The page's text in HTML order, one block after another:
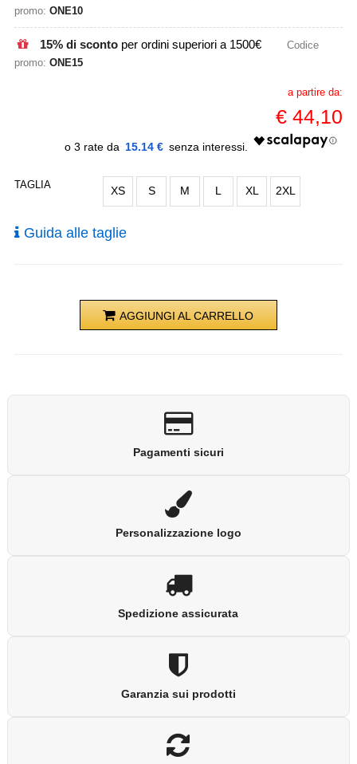
promo: ONE10
15% di scontoper ordini superiori a 1500€
Codice
promo: ONE15
a partire da:
€ 44,10
15.14 €
TAGLIA XS S M L XL 2XL
Guida alle taglie
AGGIUNGI AL CARRELLO
Pagamenti sicuri
Personalizzazione logo
Spedizione assicurata
Garanzia sui prodotti